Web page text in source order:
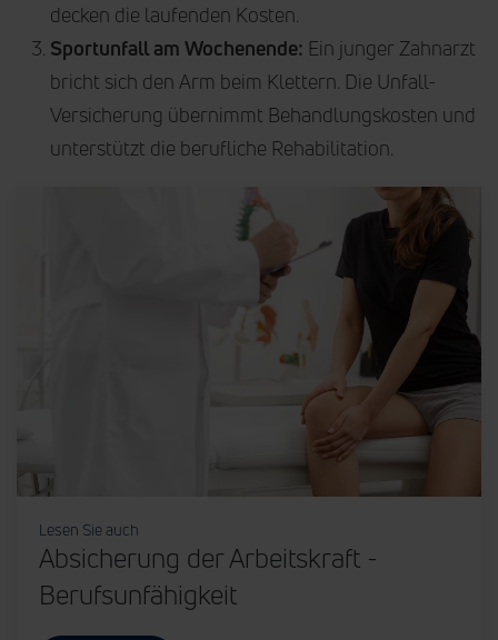
decken die laufenden Kosten.
Sportunfall am Wochenende: Ein junger Zahnarzt
bricht sich den Arm beim Klettern. Die Unfall-
Versicherung übernimmt Behandlungskosten und
unterstützt die berufliche Rehabilitation.
Lesen Sie auch
Absicherung der Arbeitskraft -
Berufsunfähigkeit